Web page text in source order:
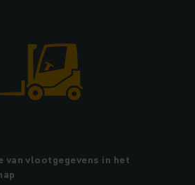
van vlootgegevens in het